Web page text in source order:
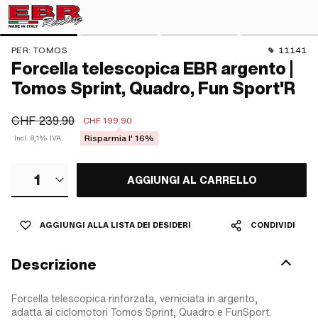
PER: TOMOS 11141
Forcella telescopica EBR argento |
Tomos Sprint, Quadro, Fun Sport'R
CHF 239.90 CHF 199.90
Incl. 8,1% IVA. Risparmia l' 16%
1 AGGIUNGI AL CARRELLO
AGGIUNGI ALLA LISTA DEI DESIDERI CONDIVIDI
Descrizione
Forcella telescopica rinforzata, verniciata in argento,
adatta ai ciclomotori Tomos Sprint, Quadro e FunSport.